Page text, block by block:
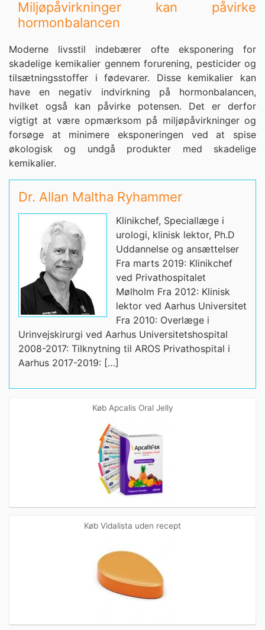
Miljøpåvirkninger kan påvirke
hormonbalancen
Moderne livsstil indebærer ofte eksponering for
skadelige kemikalier gennem forurening, pesticider og
tilsætningsstoffer i fødevarer. Disse kemikalier kan
have en negativ indvirkning på hormonbalancen,
hvilket også kan påvirke potensen. Det er derfor
vigtigt at være opmærksom på miljøpåvirkninger og
forsøge at minimere eksponeringen ved at spise
økologisk og undgå produkter med skadelige
kemikalier.
Dr. Allan Maltha Ryhammer
Klinikchef, Speciallæge i
urologi, klinisk lektor, Ph.D
Uddannelse og ansættelser
Fra marts 2019: Klinikchef
ved Privathospitalet
Mølholm Fra 2012: Klinisk
lektor ved Aarhus Universitet
Fra 2010: Overlæge i
Urinvejskirurgi ved Aarhus Universitetshospital
2008-2017: Tilknytning til AROS Privathospital i
Aarhus 2017-2019: […]
Køb Apcalis Oral Jelly
Køb Vidalista uden recept